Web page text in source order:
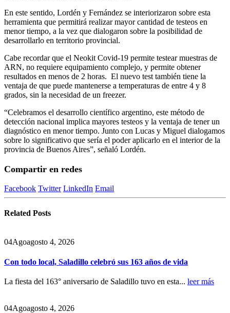
En este sentido, Lordén y Fernández se interiorizaron sobre esta
herramienta que permitirá realizar mayor cantidad de testeos en
menor tiempo, a la vez que dialogaron sobre la posibilidad de
desarrollarlo en territorio provincial.
Cabe recordar que el Neokit Covid-19 permite testear muestras de
ARN, no requiere equipamiento complejo, y permite obtener
resultados en menos de 2 horas. El nuevo test también tiene la
ventaja de que puede mantenerse a temperaturas de entre 4 y 8
grados, sin la necesidad de un freezer.
“Celebramos el desarrollo científico argentino, este método de
detección nacional implica mayores testeos y la ventaja de tener un
diagnóstico en menor tiempo. Junto con Lucas y Miguel dialogamos
sobre lo significativo que sería el poder aplicarlo en el interior de la
provincia de Buenos Aires”, señaló Lordén.
Compartir en redes
Facebook Twitter LinkedIn Email
Related Posts
04Agoagosto 4, 2026
Con todo local, Saladillo celebró sus 163 años de vida
La fiesta del 163° aniversario de Saladillo tuvo en esta... leer más
04Agoagosto 4, 2026